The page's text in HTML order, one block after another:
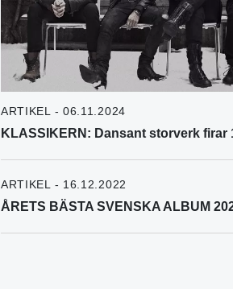
ARTIKEL - 06.11.2024
KLASSIKERN: Dansant storverk firar
ARTIKEL - 16.12.2022
ÅRETS BÄSTA SVENSKA ALBUM